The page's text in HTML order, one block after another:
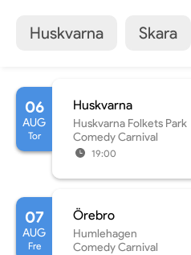
Huskvarna Skara
06
AUG
Tor
Huskvarna
Huskvarna Folkets Park
Comedy Carnival
19:00
07
AUG
Fre
Örebro
Humlehagen
Comedy Carnival